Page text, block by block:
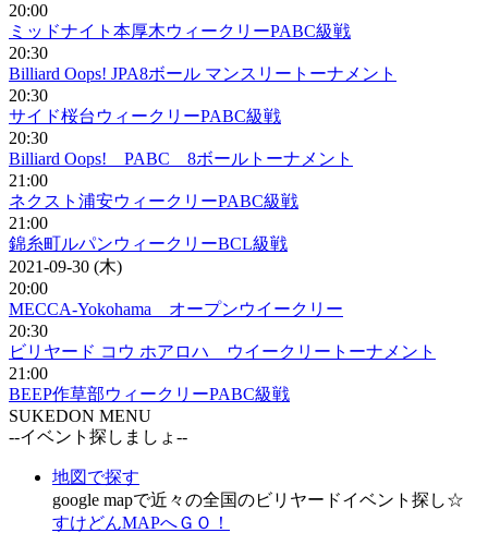
20:00
ミッドナイト本厚木ウィークリーPABC級戦
20:30
Billiard Oops! JPA8ボール マンスリートーナメント
20:30
サイド桜台ウィークリーPABC級戦
20:30
Billiard Oops! PABC 8ボールトーナメント
21:00
ネクスト浦安ウィークリーPABC級戦
21:00
錦糸町ルパンウィークリーBCL級戦
2021-09-30 (木)
20:00
MECCA-Yokohama オープンウイークリー
20:30
ビリヤード コウ ホアロハ ウイークリートーナメント
21:00
BEEP作草部ウィークリーPABC級戦
SUKEDON MENU
--イベント探しましょ--
地図で探す
google mapで近々の全国のビリヤードイベント探し☆
すけどんMAPへＧＯ！